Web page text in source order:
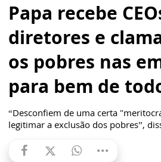
Papa recebe
diretores e
os pobres nas
para bem de
“Desconfiem de uma certa
legitimar a exclusão dos pobres”,